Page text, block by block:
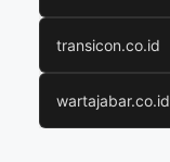
transicon.co.id
wartajabar.co.id